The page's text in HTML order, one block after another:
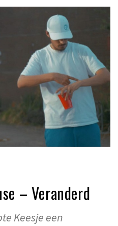
– Veranderd
Keesje een